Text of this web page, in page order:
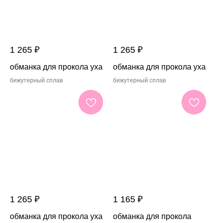
1 265 ₽
обманка для прокола уха
бижутерный сплав
1 265 ₽
обманка для прокола уха
бижутерный сплав
1 265 ₽
обманка для прокола уха
1 165 ₽
обманка для прокола